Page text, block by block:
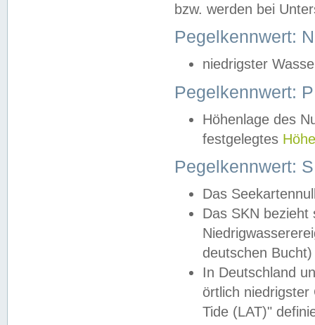
bzw. werden bei
Pegelkennwert:
niedrigster
Pegelkennwert:
Höhenlage des
festgelegtes
Pegelkennwert:
Das
Das SKN
deutschen
In Deutschland
örtlich
Tide (LAT)"